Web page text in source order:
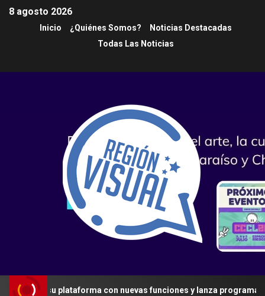
8 agosto 2026
Inicio ¿Quiénes Somos?
Noticias Destacadas
Todas Las Noticias
en su plataforma con nuevas funciones y lanza programa de